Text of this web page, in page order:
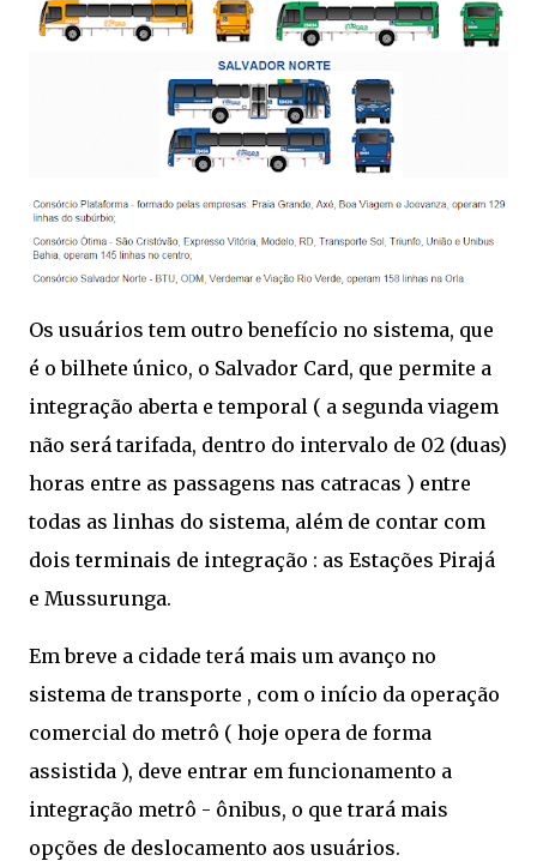
Os usuários tem outro benefício no sistema, que
é o bilhete único, o Salvador Card, que permite a
integração aberta e temporal ( a segunda viagem
não será tarifada, dentro do intervalo de 02 (duas)
horas entre as passagens nas catracas ) entre
todas as linhas do sistema, além de contar com
dois terminais de integração : as Estações Pirajá
e Mussurunga.
Em breve a cidade terá mais um avanço no
sistema de transporte , com o início da operação
comercial do metrô ( hoje opera de forma
assistida ), deve entrar em funcionamento a
integração metrô - ônibus, o que trará mais
opções de deslocamento aos usuários.